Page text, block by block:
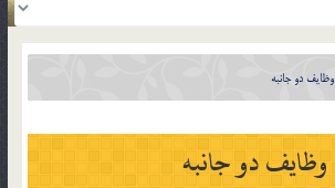
وظايف دو جانبه
وظايف دو جانبه